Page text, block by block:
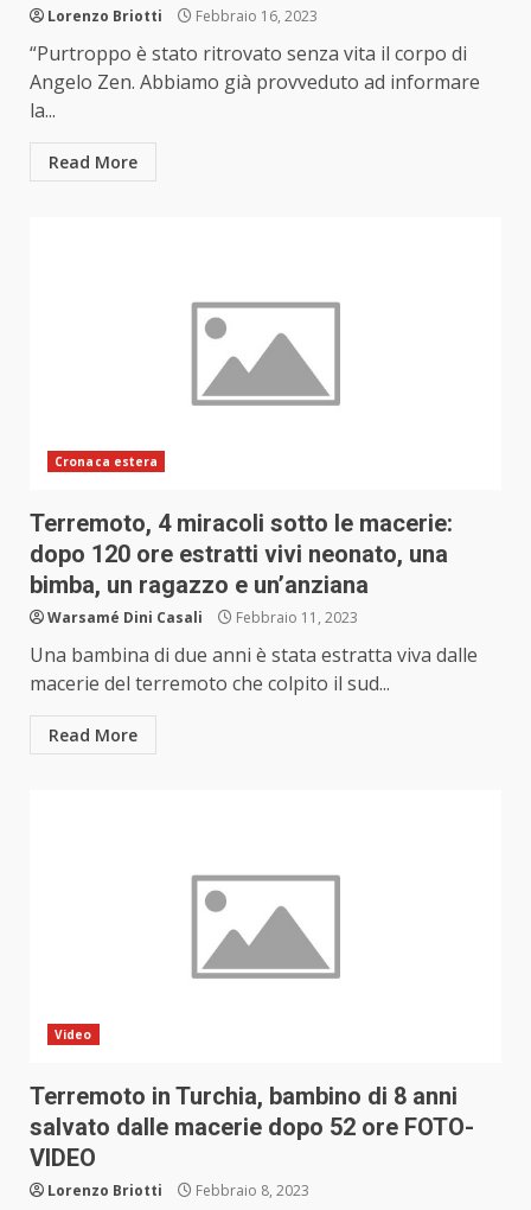
Lorenzo Briotti Febbraio 16, 2023
“Purtroppo è stato ritrovato senza vita il corpo di
Angelo Zen. Abbiamo già provveduto ad informare
la...
Read More
Cronaca estera
Terremoto, 4 miracoli sotto le macerie:
dopo 120 ore estratti vivi neonato, una
bimba, un ragazzo e un’anziana
Warsamé Dini Casali Febbraio 11, 2023
Una bambina di due anni è stata estratta viva dalle
macerie del terremoto che colpito il sud...
Read More
Video
Terremoto in Turchia, bambino di 8 anni
salvato dalle macerie dopo 52 ore FOTO-
VIDEO
Lorenzo Briotti Febbraio 8, 2023